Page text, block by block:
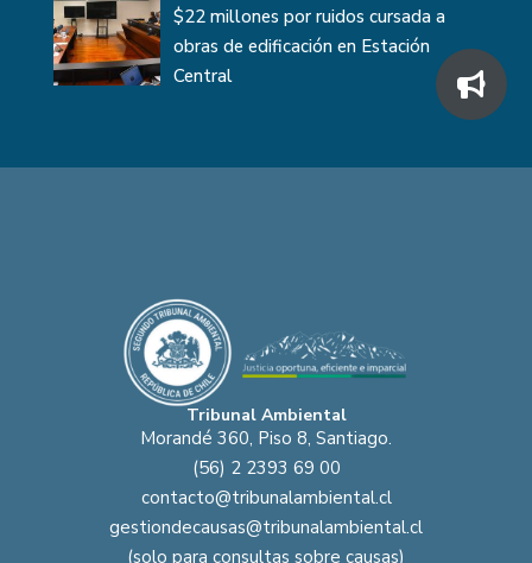
$22 millones por ruidos cursada a
obras de edificación en Estación
Central
Tribunal Ambiental
Morandé 360, Piso 8, Santiago.
(56) 2 2393 69 00
contacto@tribunalambiental.cl
gestiondecausas@tribunalambiental.cl
(solo para consultas sobre causas)